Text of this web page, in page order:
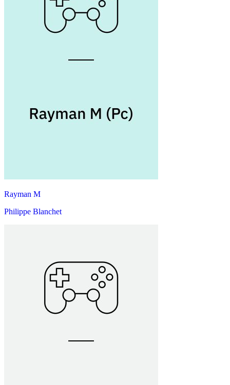
Rayman M
Philippe Blanchet